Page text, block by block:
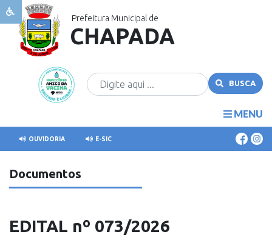
Prefeitura Municipal de
CHAPADA
BUSCA
MENU
Sobre
Chapada
Publicações
Covid
OUVIDORIA E-SIC
Documentos
EDITAL nº 073/2026